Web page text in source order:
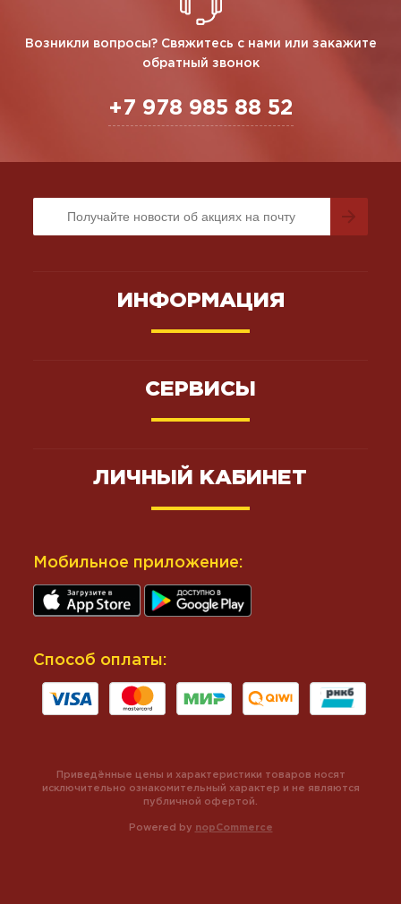
Возникли вопросы? Свяжитесь с нами или закажите
обратный звонок
+7 978 985 88 52
ИНФОРМАЦИЯ
СЕРВИСЫ
ЛИЧНЫЙ КАБИНЕТ
Мобильное приложение:
Способ оплаты:
Powered by nopCommerce
Приведённые цены и характеристики товаров носят
исключительно ознакомительный характер и не являются
публичной офертой.